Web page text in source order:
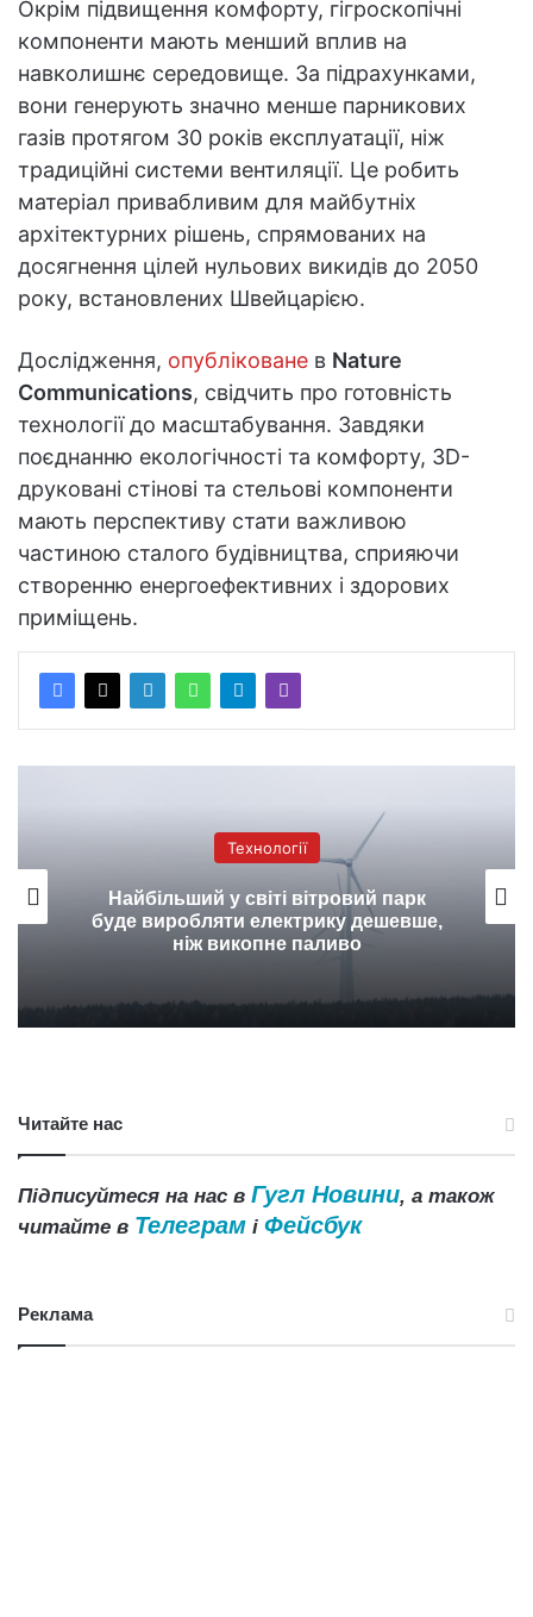
Окрім підвищення комфорту, гігроскопічні
компоненти мають менший вплив на
навколишнє середовище. За підрахунками,
вони генерують значно менше парникових
газів протягом 30 років експлуатації, ніж
традиційні системи вентиляції. Це робить
матеріал привабливим для майбутніх
архітектурних рішень, спрямованих на
досягнення цілей нульових викидів до 2050
року, встановлених Швейцарією.
Дослідження, опубліковане в Nature
Communications, свідчить про готовність
технології до масштабування. Завдяки
поєднанню екологічності та комфорту, 3D-
друковані стінові та стельові компоненти
мають перспективу стати важливою
частиною сталого будівництва, сприяючи
створенню енергоефективних і здорових
приміщень.
Технології
Найбільший у світі вітровий парк
буде виробляти електрику дешевше,
ніж викопне паливо
Читайте нас
Підписуйтеся на нас в Гугл Новини, а також
читайте в Телеграм і Фейсбук
Реклама